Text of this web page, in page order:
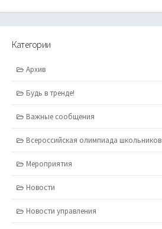
Категории
Архив
Будь в тренде!
Важные сообщения
Всероссийская олимпиада школьников
Мероприятия
Новости
Новости управления